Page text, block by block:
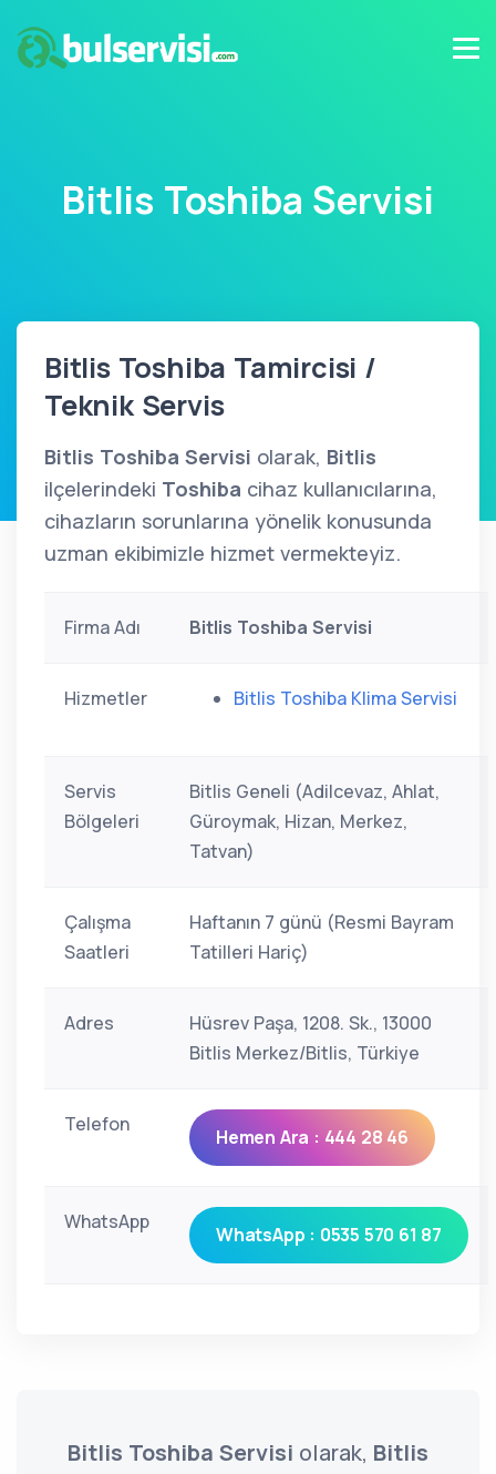
Bitlis Toshiba Servisi
Bitlis Toshiba Tamircisi /
Teknik Servis
Bitlis Toshiba Servisi olarak, Bitlis
ilçelerindeki Toshiba cihaz kullanıcılarına,
cihazların sorunlarına yönelik konusunda
uzman ekibimizle hizmet vermekteyiz.
Firma Adı Bitlis Toshiba Servisi
Hizmetler Bitlis Toshiba Klima Servisi
Servis
Bölgeleri
Bitlis Geneli (Adilcevaz, Ahlat,
Güroymak, Hizan, Merkez,
Tatvan)
Çalışma
Saatleri
Haftanın 7 günü (Resmi Bayram
Tatilleri Hariç)
Adres
Hüsrev Paşa, 1208. Sk., 13000
Bitlis Merkez/Bitlis, Türkiye
Telefon
Hemen Ara : 444 28 46
WhatsApp
WhatsApp : 0535 570 61 87
Bitlis Toshiba Servisi olarak, Bitlis